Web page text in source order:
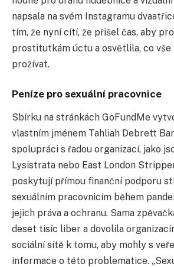
napsala na svém Instagramu
tím, že nyní cítí, že přišel čas, aby
prostitutkám úctu a osvětlila, co vše
prožívat.
Peníze pro sexuální pracovnice
Sbírku na stránkách GoFundMe
vlastním jménem Tahliah Debrett
spolupráci s řadou organizací, jako
Lysistrata nebo East London
poskytují přímou finanční podporu
sexuálním pracovnicím během
jejich práva a ochranu. Sama
deset tisíc liber a dovolila
sociální sítě k tomu, aby mohly s
informace o této problematice.